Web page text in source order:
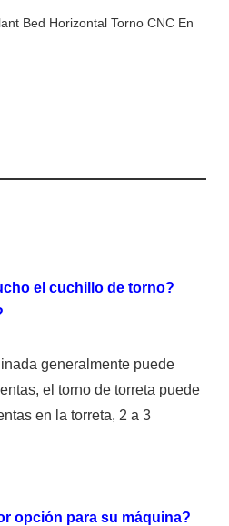
el cuchillo de torno?
generalmente puede
el torno de torreta puede
en la torreta, 2 a 3
opción para su máquina?